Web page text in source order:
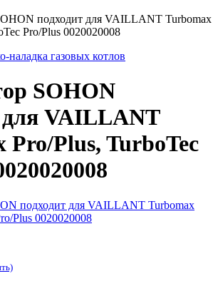
подходит для VAILLANT Turbomax
Pro/Plus 0020020008
SOHON
для VAILLANT
Pro/Plus, TurboTec